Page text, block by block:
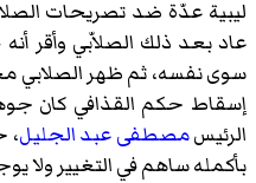
ليبية عدّة ضد تصريحات
عاد بعد ذلك الصلاّبي وأقر
سوى نفسه، ثم ظهر الصلابي
إسقاط حكم القذافي كان
الرئيسمصطفى عبد الجليل،
بأكمله ساهم في التغيير ولا